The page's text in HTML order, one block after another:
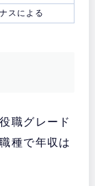
スによる
職グレード
種で年収は